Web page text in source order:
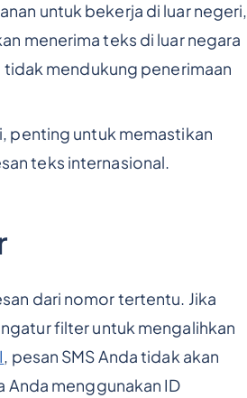
untuk bekerja di luar negeri,
menerima teks di luar negara
tidak mendukung penerimaan
penting untuk memastikan
teks internasional.
dari nomor tertentu. Jika
filter untuk mengalihkan
, pesan SMS Anda tidak akan
Anda menggunakan ID